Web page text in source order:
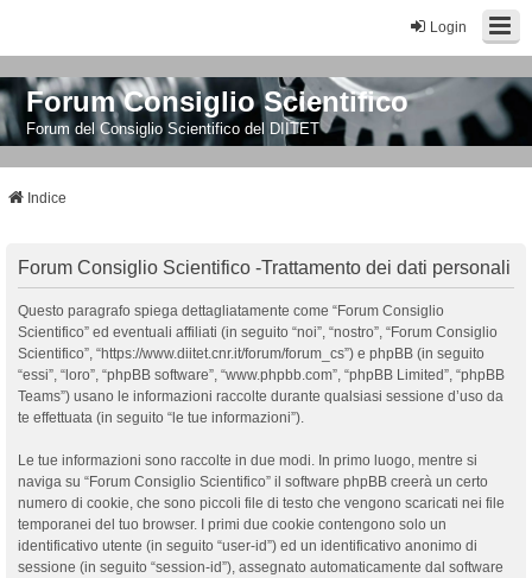
Login
Forum Consiglio Scientifico
Forum del Consiglio Scientifico del DIITET
Indice
Forum Consiglio Scientifico -Trattamento dei dati personali
Questo paragrafo spiega dettagliatamente come “Forum Consiglio
Scientifico” ed eventuali affiliati (in seguito “noi”, “nostro”, “Forum Consiglio
Scientifico”, “https://www.diitet.cnr.it/forum/forum_cs”) e phpBB (in seguito
“essi”, “loro”, “phpBB software”, “www.phpbb.com”, “phpBB Limited”, “phpBB
Teams”) usano le informazioni raccolte durante qualsiasi sessione d’uso da
te effettuata (in seguito “le tue informazioni”).
Le tue informazioni sono raccolte in due modi. In primo luogo, mentre si
naviga su “Forum Consiglio Scientifico” il software phpBB creerà un certo
numero di cookie, che sono piccoli file di testo che vengono scaricati nei file
temporanei del tuo browser. I primi due cookie contengono solo un
identificativo utente (in seguito “user-id”) ed un identificativo anonimo di
sessione (in seguito “session-id”), assegnato automaticamente dal software